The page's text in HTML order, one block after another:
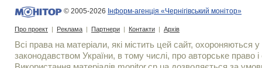
© 2005-2026 Інформ-агенція «Чернігівський монітор»
Про проект | Реклама | Партнери | Контакти | Архів
Всі права на матеріали, які містить цей сайт, охороняються у
законодавством України, в тому числі, про авторське право і